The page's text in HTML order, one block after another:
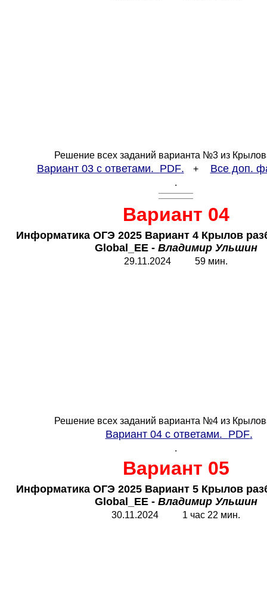
Решение всех заданий варианта №3 из
Вариант 03 с ответами. PDF. + Все доп.
.
Вариант 04
Информатика ОГЭ 2025 Вариант 4 Крылов
Global_EE- Владимир Ульшин
29.11.2024 59 мин.
Решение всех заданий варианта №4 из
Вариант 04 с ответами. PDF.
.
Вариант 05
Информатика ОГЭ 2025 Вариант 5 Крылов
Global_EE- Владимир Ульшин
30.11.2024 1 час 22 мин.